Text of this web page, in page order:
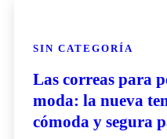
SIN CATEGORÍA
Las correas para
moda: la nueva
cómoda y segura